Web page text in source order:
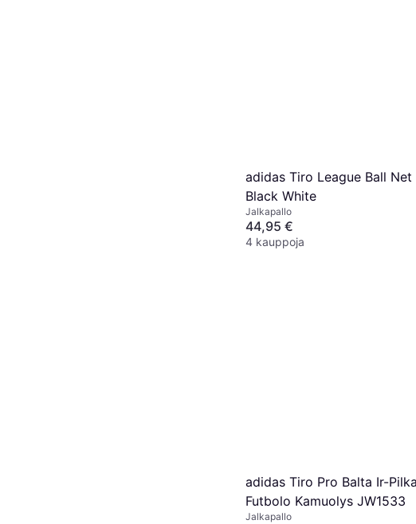
adidas Tiro League Ball Net
Black White
Jalkapallo
44,95 €
4 kauppoja
adidas Tiro Pro Balta Ir-Pilka
Futbolo Kamuolys JW1533
Jalkapallo